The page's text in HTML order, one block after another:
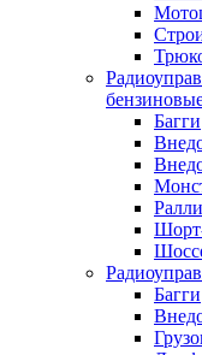
Багги
Ралли
Багги